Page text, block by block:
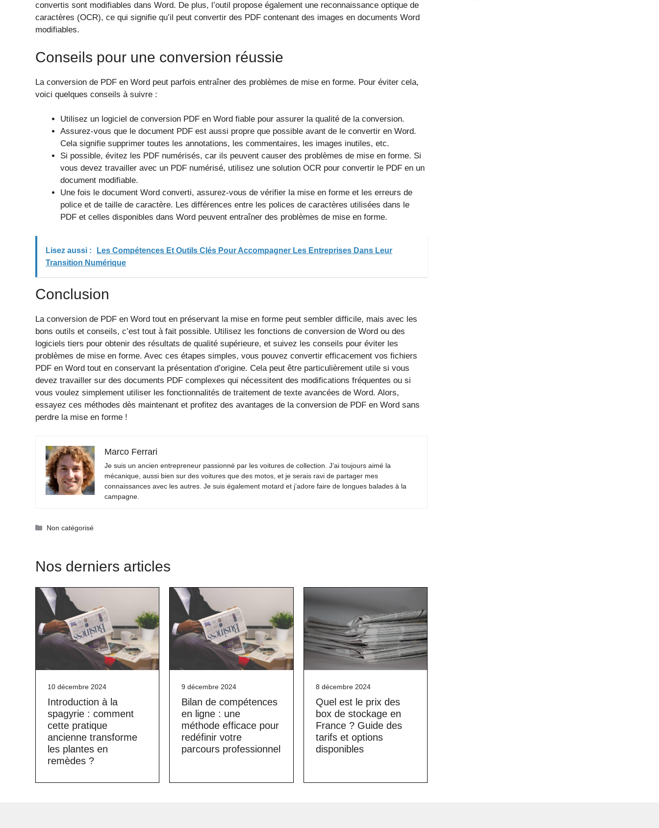
convertis sont modifiables dans Word. De plus, l’outil propose également une reconnaissance optique de
caractères (OCR), ce qui signifie qu’il peut convertir des PDF contenant des images en documents Word
modifiables.
Conseils pour une conversion réussie
La conversion de PDF en Word peut parfois entraîner des problèmes de mise en forme. Pour éviter cela,
voici quelques conseils à suivre :
Utilisez un logiciel de conversion PDF en Word fiable pour assurer la qualité de la conversion.
Assurez-vous que le document PDF est aussi propre que possible avant de le convertir en Word.
Cela signifie supprimer toutes les annotations, les commentaires, les images inutiles, etc.
Si possible, évitez les PDF numérisés, car ils peuvent causer des problèmes de mise en forme. Si
vous devez travailler avec un PDF numérisé, utilisez une solution OCR pour convertir le PDF en un
document modifiable.
Une fois le document Word converti, assurez-vous de vérifier la mise en forme et les erreurs de
police et de taille de caractère. Les différences entre les polices de caractères utilisées dans le
PDF et celles disponibles dans Word peuvent entraîner des problèmes de mise en forme.
Lisez aussi :
Les Compétences Et Outils Clés Pour Accompagner Les Entreprises Dans Leur
Transition Numérique
Conclusion
La conversion de PDF en Word tout en préservant la mise en forme peut sembler difficile, mais avec les
bons outils et conseils, c’est tout à fait possible. Utilisez les fonctions de conversion de Word ou des
logiciels tiers pour obtenir des résultats de qualité supérieure, et suivez les conseils pour éviter les
problèmes de mise en forme. Avec ces étapes simples, vous pouvez convertir efficacement vos fichiers
PDF en Word tout en conservant la présentation d’origine. Cela peut être particulièrement utile si vous
devez travailler sur des documents PDF complexes qui nécessitent des modifications fréquentes ou si
vous voulez simplement utiliser les fonctionnalités de traitement de texte avancées de Word. Alors,
essayez ces méthodes dès maintenant et profitez des avantages de la conversion de PDF en Word sans
perdre la mise en forme !
Marco Ferrari
Je suis un ancien entrepreneur passionné par les voitures de collection. J’ai toujours aimé la
mécanique, aussi bien sur des voitures que des motos, et je serais ravi de partager mes
connaissances avec les autres. Je suis également motard et j’adore faire de longues balades à la
campagne.
Catégories
Non catégorisé
Nos derniers articles
10 décembre 2024
Introduction à la
spagyrie : comment
cette pratique
ancienne transforme
les plantes en
remèdes ?
9 décembre 2024
Bilan de compétences
en ligne : une
méthode efficace pour
redéfinir votre
parcours professionnel
8 décembre 2024
Quel est le prix des
box de stockage en
France ? Guide des
tarifs et options
disponibles